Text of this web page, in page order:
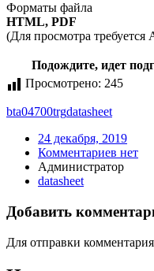
Форматы файла
HTML, PDF
(Для просмотра требуется
Подождите, идет
Просмотрено: 245
bta04700trgdatasheet
24 декабря, 2019
Комментариев нет
Администратор
datasheet
Добавить
Для отправки